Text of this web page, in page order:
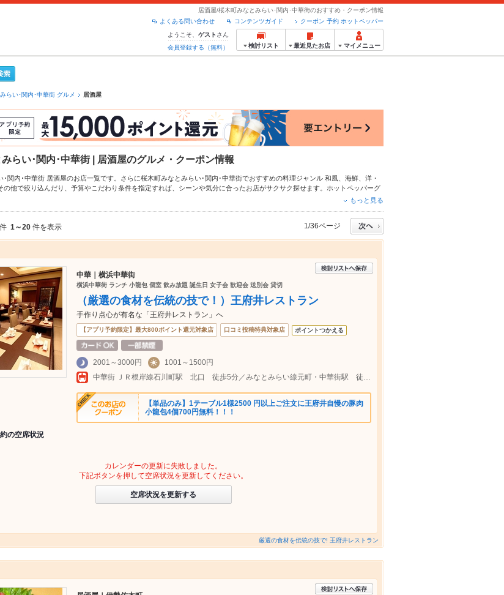
居酒屋/桜木町みなとみらい･関内･中華街のおすすめ・クーポン情報
クーポン 予約 ホットペッパー
コンテンツガイド
よくある問い合わせ
ようこそ、 ゲスト さん
会員登録する（無料）
検討リスト 最近見たお店 マイメニュー
らい･関内･中華街 グルメ 居酒屋
らい･関内･中華街 | 居酒屋のグルメ・クーポン情報
･関内･中華街 居酒屋のお店一覧です。さらに桜木町みなとみらい･関内･中華街でおすすめの料理ジャンル 和風 海鮮
洋・
の他で絞り込んだり、予算やこだわり条件を指定すれば、シーンや気分に合ったお店がサクサク探せます。ホットペッパーグ
や季節のおすすめ料理など、お店の最新情報をご紹介して
もっと見る
件 1～20 件を表示 1/36ページ
中華｜横浜中華街
横浜中華街 ランチ 小龍包 個室 飲み放題 誕生日 女子会 歓迎会 送別会 貸切
（厳選の食材を伝統の技で！）王府井レストラン
手作り点心が有名な「王府井レストラン」へ
【アプリ予約限定】最大800ポイント還元対象店 口コミ投稿特典対象店 ポイントつかえる
2001～3000円
1001～1500円
中華街 ＪＲ根岸線石川町駅 北口 徒歩5分／みなとみらい線元町・中華街駅 徒歩3分 加賀警察署の近
【単品のみ】1テーブル1様2500 円以上ご注文に王府井自慢の豚肉
小龍包4個700円無料！！！
の空席状況
カレンダーの更新に失敗しました。
下記ボタンを押して空席状況を更新してください。
空席状況を更新する
厳選の食材を伝統の技で! 王府井レストラン